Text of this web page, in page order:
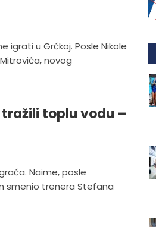
igrati u Grčkoj. Posle Nikole
novog
toplu vodu –
Naime, posle
smenio trenera Stefana